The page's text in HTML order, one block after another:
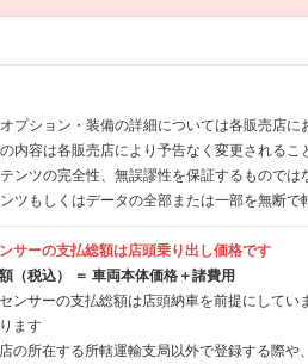
プション・装備の詳細については各販売店に
内容は各販売店により予告なく変更される
ンツの完全性、無誤謬性を保証するもので
ツもしくはデータの全部または一部を無断で
サーの支払総額は店頭乗り出し価格です
（税込） ＝ 車両本体価格＋諸費用
ンサーの支払総額は店頭納車を前提にしてい
ます
の所在する所轄運輸支局以外で登録する際や